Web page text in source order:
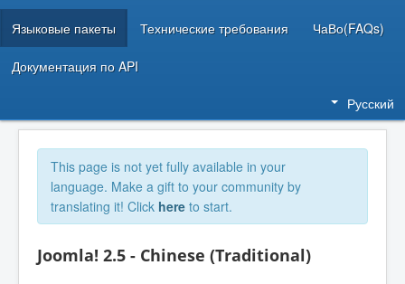
Языковые пакеты Технические требования ЧаВо(FAQs)
Документация по API
Русский
This page is not yet fully available in your
language. Make a gift to your community by
translating it! Click here to start.
Joomla! 2.5 - Chinese (Traditional)